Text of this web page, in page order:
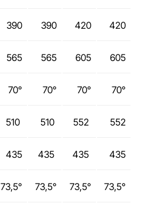
390 390 420 420
565 565 605 605
70° 70° 70° 70°
510 510 552 552
435 435 435 435
73,5° 73,5° 73,5° 73,5°